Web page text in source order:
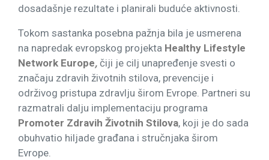
dosadašnje rezultate i planirali buduće aktivnosti.
Tokom sastanka posebna pažnja bila je usmerena
na napredak evropskog projekta Healthy Lifestyle
Network Europe, čiji je cilj unapređenje svesti o
značaju zdravih životnih stilova, prevencije i
održivog pristupa zdravlju širom Evrope. Partneri su
razmatrali dalju implementaciju programa
Promoter Zdravih Životnih Stilova, koji je do sada
obuhvatio hiljade građana i stručnjaka širom
Evrope.